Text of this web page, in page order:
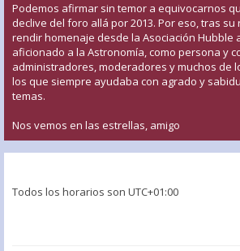
Podemos afirmar sin temor a equivocarnos
declive del foro allá por 2013. Por eso, tras
rendir homenaje desde la Asociación Hubble
aficionado a la Astronomía, como persona y
administradores, moderadores y muchos de
los que siempre ayudaba con agrado y
temas.
Nos vemos en las estrellas, amigo
Todos los horarios son UTC+01:00